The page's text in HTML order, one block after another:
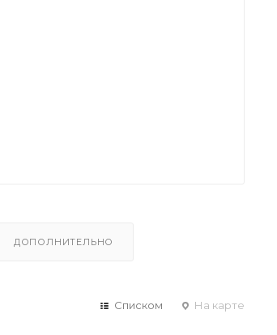
ДОПОЛНИТЕЛЬНО
Списком На карте